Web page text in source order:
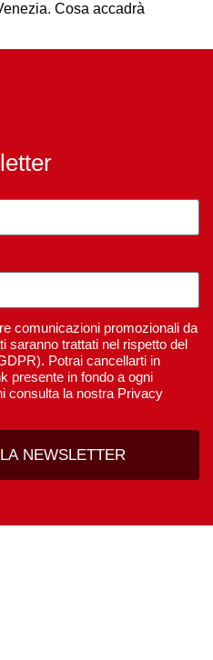
Cosa accadrà
comunicazioni promozionali da
saranno trattati nel rispetto del
Potrai cancellarti in
presente in fondo a ogni
consulta la nostra Privacy
NEWSLETTER